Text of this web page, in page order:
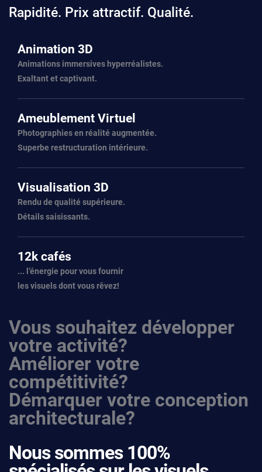
Rapidité. Prix attractif. Qualité.
Animation 3D
Animations immersives hyperréalistes.
Exaltant et captivant.
Ameublement Virtuel
Photographies en réalité augmentée.
Superbe restructuration intérieure.
Visualisation 3D
Rendu de qualité supérieure.
Détails saisissants.
12k cafés
... l’énergie pour vous fournir
les visuels dont vous rêvez!
Vous souhaitez développer
votre activité?
Améliorer votre
compétitivité?
Démarquer votre conception
architecturale?
Nous sommes 100%